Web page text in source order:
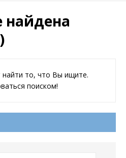
найдена
то, что Вы ищите.
поиском!